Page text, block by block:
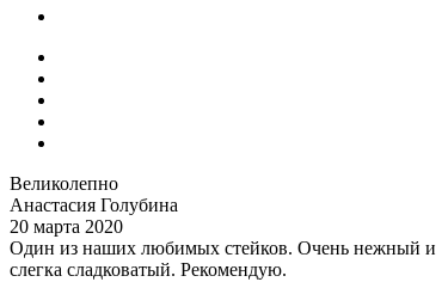
Великолепно
Анастасия Голубина
20 марта 2020
Один из наших любимых стейков. Очень нежный и
слегка сладковатый. Рекомендую.